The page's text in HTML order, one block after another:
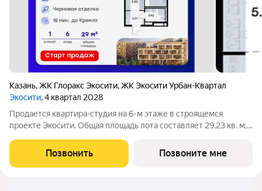
Казань,ЖК Глоракс Экосити,ЖК Экосити Урбан-Квартал
Экосити, 4 квартал 2028
Продается квартира-студия на 6-м этаже в строящемся
проекте Экосити. Общая площадь лота составляет 29,23 кв. м,
кухонную зону. Номер квартиры - 23 Преимущества квартиры
в Урбан-квартале: -
Позвонить Позвоните мне